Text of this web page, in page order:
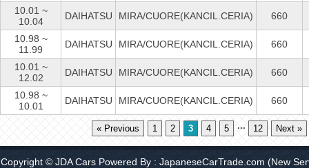
10.01 ~
10.04
DAIHATSU MIRA/CUORE(KANCIL.CERIA) 660
10.98 ~
11.99
DAIHATSU MIRA/CUORE(KANCIL.CERIA) 660
10.01 ~
12.02
DAIHATSU MIRA/CUORE(KANCIL.CERIA) 660
10.98 ~
10.01
DAIHATSU MIRA/CUORE(KANCIL.CERIA) 660
« Previous 1 2 3 4 5 ... 12 Next »
Copyright © JDA Cars Powered By : JapaneseCarTrade.com (New